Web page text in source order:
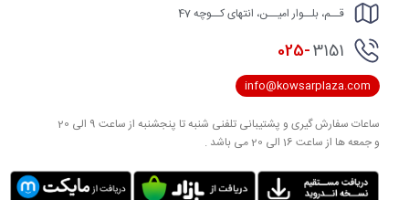
قــم، بلــوار امیــن، انتهای کــوچه 47
025-3151
info@kowsarplaza.com
ساعات سفارش گیری و پشتیبانی تلفنی شنبه تا پنجشنبه از ساعت 9 الی 20
و جمعه ها از ساعت 16 الی 20 می باشد .